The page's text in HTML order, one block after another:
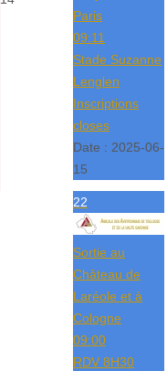
Paris
09:11
Stade Suzanne
Lenglen
Inscriptions
closes
Date : 2025-06-
15
22
Sortie au
Château de
Laréole et à
Cologne
09:00
RDV 8H30